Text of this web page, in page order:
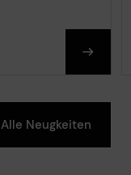
Alle Neugkeiten